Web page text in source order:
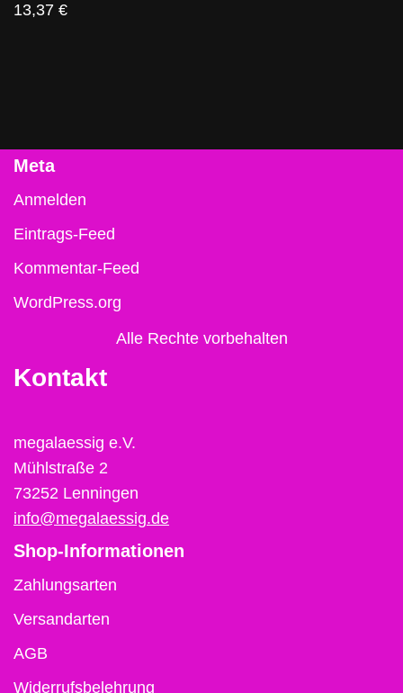
13,37 €
Meta
Anmelden
Eintrags-Feed
Kommentar-Feed
WordPress.org
Alle Rechte vorbehalten
Kontakt
megalaessig e.V.
Mühlstraße 2
73252 Lenningen
info@megalaessig.de
Shop-Informationen
Zahlungsarten
Versandarten
AGB
Widerrufsbelehrung